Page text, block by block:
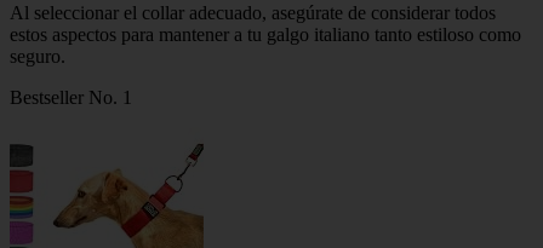
Al seleccionar el collar adecuado, asegúrate de considerar todos
estos aspectos para mantener a tu galgo italiano tanto estiloso como
seguro.
Bestseller No. 1